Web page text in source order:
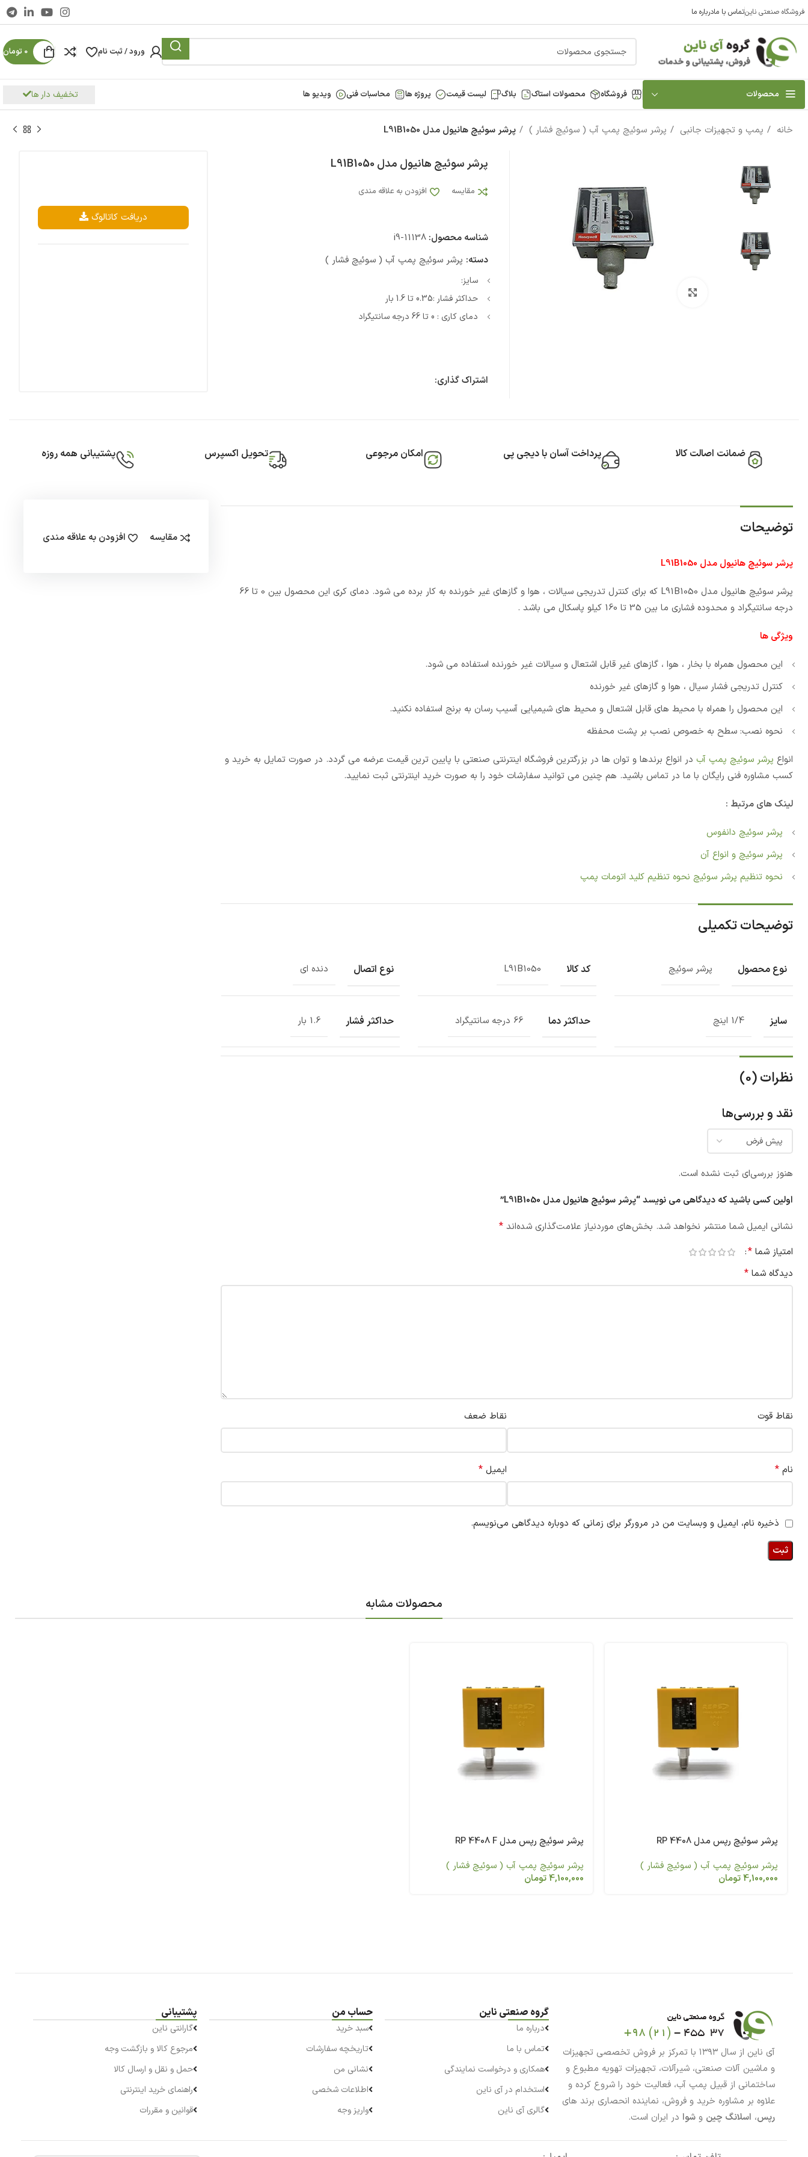
فروشگاه صنعتی ناینتماس با مادرباره ما
ورود / ثبت نام 0 تومان
محصولات فروشگاه محصولات استاک بلاگ لیست قیمت پروژه ها محاسبات فنی ویدیو ها تخفیف دار ها
خانه پمپ و تجهیزات جانبی پرشر سوئیچ پمپ آب ( سوئیچ فشار ) پرشر سوئیچ هانیول مدل L91B1050
پرشر سوئیچ هانیول مدل L91B1050
مقایسه افزودن به علاقه مندی
شناسه محصول:i9-11138
دسته: پرشر سوئیچ پمپ آب ( سوئیچ فشار )
سایز:
حداکثر فشار :0.35 تا 1.6 بار
دمای کاری : 0 تا 66 درجه سانتیگراد
اشتراک گذاری:
دریافت کاتالوگ
ضمانت اصالت کالا پرداخت آسان با دیجی پی امکان مرجوعی تحویل اکسپرس پشتیبانی همه روزه
توضیحات
پرشر سوئیچ هانیول مدل L91B1050
پرشر سوئیچ هانیول مدل L91B1050 که برای کنترل تدریجی سیالات ، هوا و گازهای غیر خورنده به کار برده می شود. دمای کری این محصول بین 0 تا 66
درجه سانتیگراد و محدوده فشاری ما بین 35 تا 160 کیلو پاسکال می باشد .
ویژگی ها
این محصول همراه با بخار ، هوا ، گازهای غیر قابل اشتعال و سیالات غیر خورنده استفاده می شود.
کنترل تدریجی فشار سیال ، هوا و گازهای غیر خورنده
این محصول را همراه با محیط های قابل اشتعال و محیط های شیمیایی آسیب رسان به برنج استفاده نکنید.
نحوه نصب: سطح به خصوص نصب بر پشت محفظه
انواع پرشر سوئیچ پمپ آب در انواع برندها و توان ها در بزرگترین فروشگاه اینترنتی صنعتی با پایین ترین قیمت عرضه می گردد. در صورت تمایل به خرید و
کسب مشاوره فنی رایگان با ما در تماس باشید. هم چنین می توانید سفارشات خود را به صورت خرید اینترنتی ثبت نمایید.
لینک های مرتبط :
پرشر سوئیچ دانفوس
پرشر سوئیچ و انواع آن
نحوه تنظیم پرشر سوئیچ نحوه تنظیم کلید اتومات پمپ
توضیحات تکمیلی
نوع محصول پرشر سوئیچ کد کالا L91B1050 نوع اتصال دنده ای
سایز 1/4 اینچ حداکثر دما 66 درجه سانتیگراد حداکثر فشار 1.6 بار
نظرات (0)
نقد و بررسی‌ها
هنوز بررسی‌ای ثبت نشده است.
اولین کسی باشید که دیدگاهی می نویسد “پرشر سوئیچ هانیول مدل L91B1050”
نشانی ایمیل شما منتشر نخواهد شد. بخش‌های موردنیاز علامت‌گذاری شده‌اند *
امتیاز شما *
دیدگاه شما *
نقاط قوت نقاط ضعف
نام * ایمیل *
ذخیره نام، ایمیل و وبسایت من در مرورگر برای زمانی که دوباره دیدگاهی می‌نویسم.
مقایسه افزودن به علاقه مندی
محصولات مشابه
پرشر سوئیچ رپس مدل RP 4408
پرشر سوئیچ پمپ آب ( سوئیچ فشار )
4,100,000تومان
پرشر سوئیچ رپس مدل RP 4408 F
پرشر سوئیچ پمپ آب ( سوئیچ فشار )
4,100,000تومان
آی ناین از سال ۱۳۹۳ با تمرکز بر فروش تخصصی تجهیزات
و ماشین آلات صنعتی، شیرآلات، تجهیزات تهویه مطبوع و
ساختمانی از قبیل پمپ آب، فعالیت خود را شروع کرده و
علاوه بر مشاوره خرید و فروش، نماینده انحصاری برند های
رپس، اسلانگ چین و شوا در ایران است.
گروه صنعتی ناین
درباره ما
تماس با ما
همکاری و درخواست نمایندگی
استخدام در آی ناین
گالری آی ناین
حساب من
سبد خرید
تاریخچه سفارشات
نشانی من
اطلاعات شخصی
واریز وجه
پشتیبانی
گارانتی ناین
مرجوع کالا و بازگشت وجه
حمل و نقل و ارسال کالا
راهنمای خرید اینترنتی
قوانین و مقررات